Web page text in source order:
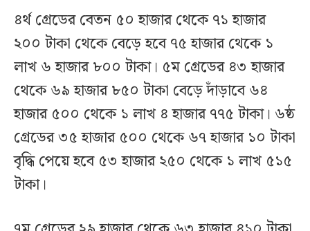
৪র্থ গ্রেডের বেতন ৫০ হাজার থেকে ৭১ হাজার
২০০ টাকা থেকে বেড়ে হবে ৭৫ হাজার থেকে ১
লাখ ৬ হাজার ৮০০ টাকা। ৫ম গ্রেডের ৪৩ হাজার
থেকে ৬৯ হাজার ৮৫০ টাকা বেড়ে দাঁড়াবে ৬৪
হাজার ৫০০ থেকে ১ লাখ ৪ হাজার ৭৭৫ টাকা। ৬ষ্ঠ
গ্রেডের ৩৫ হাজার ৫০০ থেকে ৬৭ হাজার ১০ টাকা
বৃদ্ধি পেয়ে হবে ৫৩ হাজার ২৫০ থেকে ১ লাখ ৫১৫
টাকা।